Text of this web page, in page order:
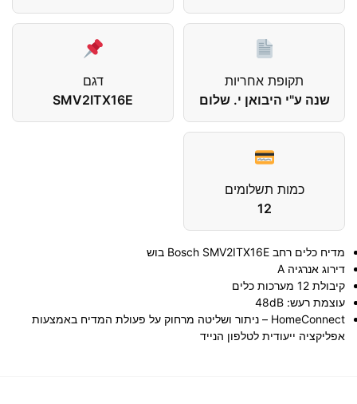
תקופת אחריות
שנה ע"י היבואן י. שלום
דגם
SMV2ITX16E
כמות תשלומים
12
מדיח כלים ‏רחב Bosch SMV2ITX16E בוש
דירוג אנרגיה A
קיבולת 12 מערכות כלים
עוצמת רעש: 48dB
HomeConnect – ניתור ושליטה מרחוק על פעולת המדיח באמצעות
אפליקציה ייעודית לטלפון הנייד